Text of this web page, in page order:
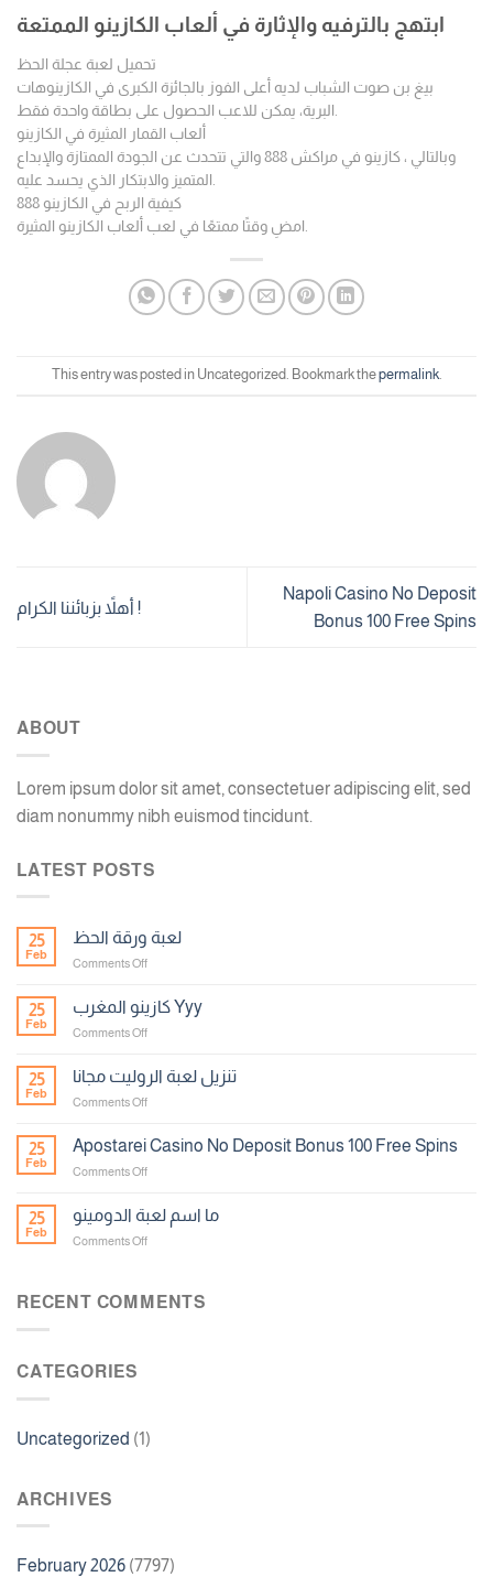
ابتهج بالترفيه والإثارة في ألعاب الكازينو الممتعة
تحميل لعبة عجلة الحظ
بيغ بن صوت الشباب لديه أعلى الفوز بالجائزة الكبرى في الكازينوهات
البرية، يمكن للاعب الحصول على بطاقة واحدة فقط.
ألعاب القمار المثيرة في الكازينو
وبالتالي ، كازينو في مراكش 888 والتي تتحدث عن الجودة الممتازة والإبداع
المتميز والابتكار الذي يحسد عليه.
كيفية الربح في الكازينو 888
امضِ وقتًا ممتعًا في لعب ألعاب الكازينو المثيرة.
This entry was posted in Uncategorized. Bookmark thepermalink.
أهلاً بزبائننا الكرام !
Napoli Casino No Deposit
Bonus 100 Free Spins
ABOUT
Lorem ipsum dolor sit amet, consectetuer adipiscing elit, sed
diam nonummy nibh euismod tincidunt.
LATEST POSTS
25
Feb
لعبة ورقة الحظ
Comments Offon
ورقة
الحظ
25
Feb
كازينو المغرب Yyy
Comments Offon
المغرب
Yyy
25
Feb
تنزيل لعبة الروليت مجانا
Comments Offon
لعبة
25
Feb
Apostarei Casino No Deposit Bonus 100 Free Spins
Comments Offon
Casino
No
Free
25
Feb
ما اسم لعبة الدومينو
Comments Offon
لعبة
RECENT COMMENTS
CATEGORIES
Uncategorized (1)
ARCHIVES
February 2026 (7797)